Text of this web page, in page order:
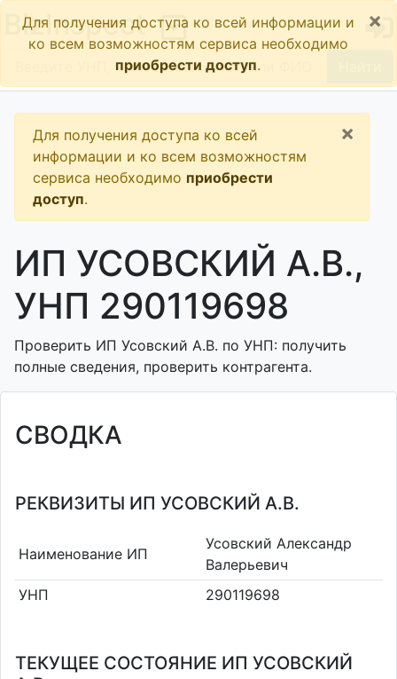
BizInspect
Для получения доступа ко всей информации и
ко всем возможностям сервиса необходимо
приобрести доступ.
×
Для получения доступа ко всей
информации и ко всем возможностям
сервиса необходимо приобрести
доступ.
×
ИП УСОВСКИЙ А.В.,
УНП 290119698
Проверить ИП Усовский А.В. по УНП: получить
полные сведения, проверить контрагента.
СВОДКА
РЕКВИЗИТЫ ИП УСОВСКИЙ А.В.
Наименование ИП
Усовский Александр
Валерьевич
УНП
290119698
ТЕКУЩЕЕ СОСТОЯНИЕ ИП УСОВСКИЙ